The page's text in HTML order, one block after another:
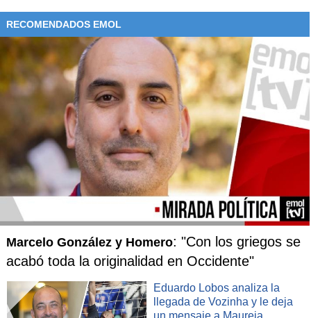
RECOMENDADOS EMOL
Marcelo González y Homero: "Con los griegos se
acabó toda la originalidad en Occidente"
Eduardo Lobos analiza la
llegada de Vozinha y le deja
un mensaje a Maureia